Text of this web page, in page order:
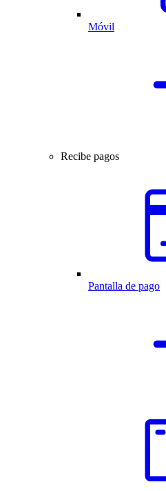
Móvil
Recibe pagos
Pantalla de pago